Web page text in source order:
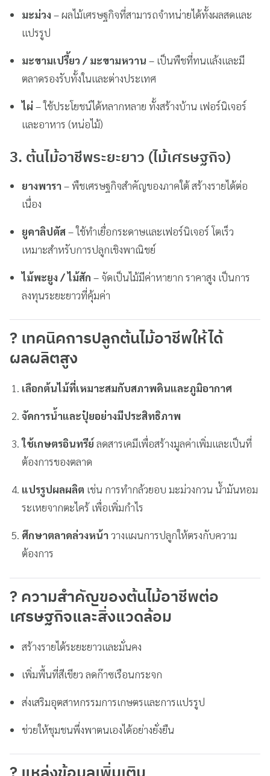
มะม่วง– ผลไม้เศรษฐกิจที่สามารถจำหน่ายได้ทั้งผลสดและ
แปรรูป
มะขามเปรี้ยว / มะขามหวาน – เป็นพืชที่ทนแล้งและมี
ตลาดรองรับทั้งในและต่างประเทศ
ไผ่– ใช้ประโยชน์ได้หลากหลาย ทั้งสร้างบ้าน เฟอร์นิเจอร์
และอาหาร (หน่อไม้)
3. ต้นไม้อาชีพระยะยาว (ไม้เศรษฐกิจ)
ยางพารา– พืชเศรษฐกิจสำคัญของภาคใต้ สร้างรายได้ต่อ
เนื่อง
ยูคาลิปตัส– ใช้ทำเยื่อกระดาษและเฟอร์นิเจอร์ โตเร็ว
เหมาะสำหรับการปลูกเชิงพาณิชย์
ไม้พะยูง / ไม้สัก – จัดเป็นไม้มีค่าหายาก ราคาสูง เป็นการ
ลงทุนระยะยาวที่คุ้มค่า
? เทคนิคการปลูกต้นไม้อาชีพให้ได้
ผลผลิตสูง
เลือกต้นไม้ที่เหมาะสมกับสภาพดินและภูมิอากาศ
จัดการน้ำและปุ๋ยอย่างมีประสิทธิภาพ
ใช้เกษตรอินทรีย์ ลดสารเคมีเพื่อสร้างมูลค่าเพิ่มและเป็นที่
ต้องการของตลาด
แปรรูปผลผลิต เช่น การทำกล้วยอบ มะม่วงกวน น้ำมันหอม
ระเหยจากตะไคร้ เพื่อเพิ่มกำไร
ศึกษาตลาดล่วงหน้าวางแผนการปลูกให้ตรงกับความ
ต้องการ
? ความสำคัญของต้นไม้อาชีพต่อ
เศรษฐกิจและสิ่งแวดล้อม
สร้างรายได้ระยะยาวและมั่นคง
เพิ่มพื้นที่สีเขียว ลดก๊าซเรือนกระจก
ส่งเสริมอุตสาหกรรมการเกษตรและการแปรรูป
ช่วยให้ชุมชนพึ่งพาตนเองได้อย่างยั่งยืน